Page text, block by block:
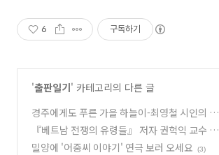
6 구독하기
'출판일기' 카테고리의 다른 글
경주에게도 푸른 가을 하늘이-최영철 시인의 시
「가을」
(1)
『베트남 전쟁의 유령들』 저자 권헉익 교수 경
암학술상 수상
(3)
밀양에 '어중씨 이야기' 연극 보러 오세요 (3)